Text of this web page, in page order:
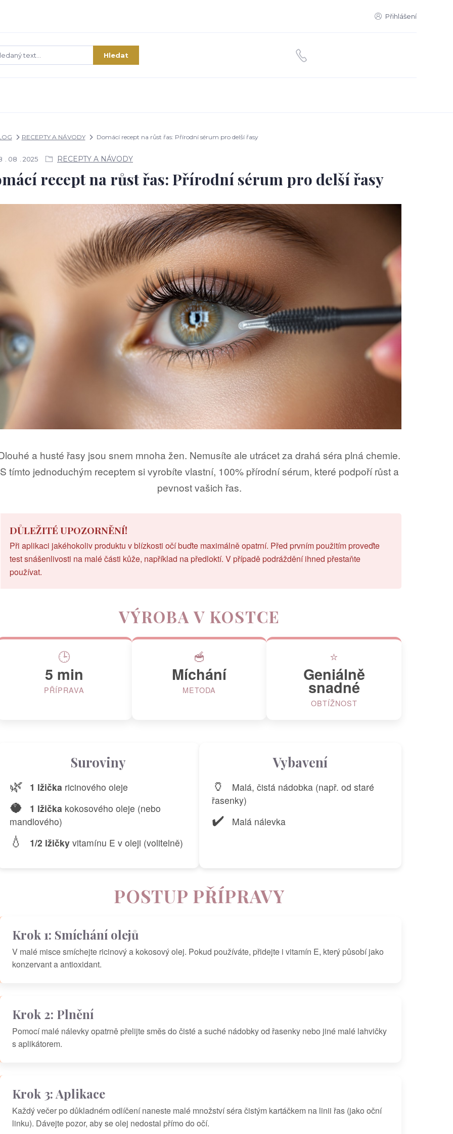
Přihlášení
Hledat
RECEPTY A NÁVODY Domácí recept na růst řas: Přírodní sérum pro delší řasy
08 2025 RECEPTY A NÁVODY
recept na růst řas: Přírodní sérum pro delší řasy
a husté řasy jsou snem mnoha žen. Nemusíte ale utrácet za drahá séra plná chemie.
S tímto jednoduchým receptem si vyrobíte vlastní, 100% přírodní sérum, které podpoří růst a
pevnost vašich řas.
DŮLEŽITÉ UPOZORNĚNÍ!
Při aplikaci jakéhokoliv produktu v blízkosti očí buďte maximálně opatrní. Před prvním použitím proveďte
test snášenlivosti na malé části kůže, například na předloktí. V případě podráždění ihned přestaňte
používat.
VÝROBA V KOSTCE
🕒
5 min
PŘÍPRAVA
🥣
Míchání
METODA
⭐
Geniálně
snadné
OBTÍŽNOST
Suroviny
🌿 1 lžička ricinového oleje
🥥 1 lžička kokosového oleje (nebo
mandlového)
💧 1/2 lžičky vitamínu E v oleji (volitelně)
Vybavení
🏺
Malá, čistá nádobka (např. od staré
řasenky)
✔️ Malá nálevka
POSTUP PŘÍPRAVY
Krok 1: Smíchání olejů
V malé misce smíchejte ricinový a kokosový olej. Pokud používáte, přidejte i vitamín E, který působí jako
konzervant a antioxidant.
Krok 2: Plnění
Pomocí malé nálevky opatrně přelijte směs do čisté a suché nádobky od řasenky nebo jiné malé lahvičky
s aplikátorem.
Krok 3: Aplikace
Každý večer po důkladném odlíčení naneste malé množství séra čistým kartáčkem na linii řas (jako oční
linku). Dávejte pozor, aby se olej nedostal přímo do očí.